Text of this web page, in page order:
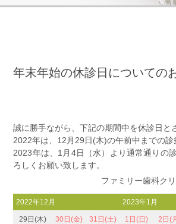
年末年始の休診日についての
誠に勝手ながら、下記の期間中を休診日と
2022年は、12月29日(木)の午前中までの診
2023年は、1月4日（水）より通常通りの
ろしくお願い致します。
ファミリー歯科ク
2022年12月 2023年1月
29日(木) 30日(金) 31日(土) 1日(日) 2日(